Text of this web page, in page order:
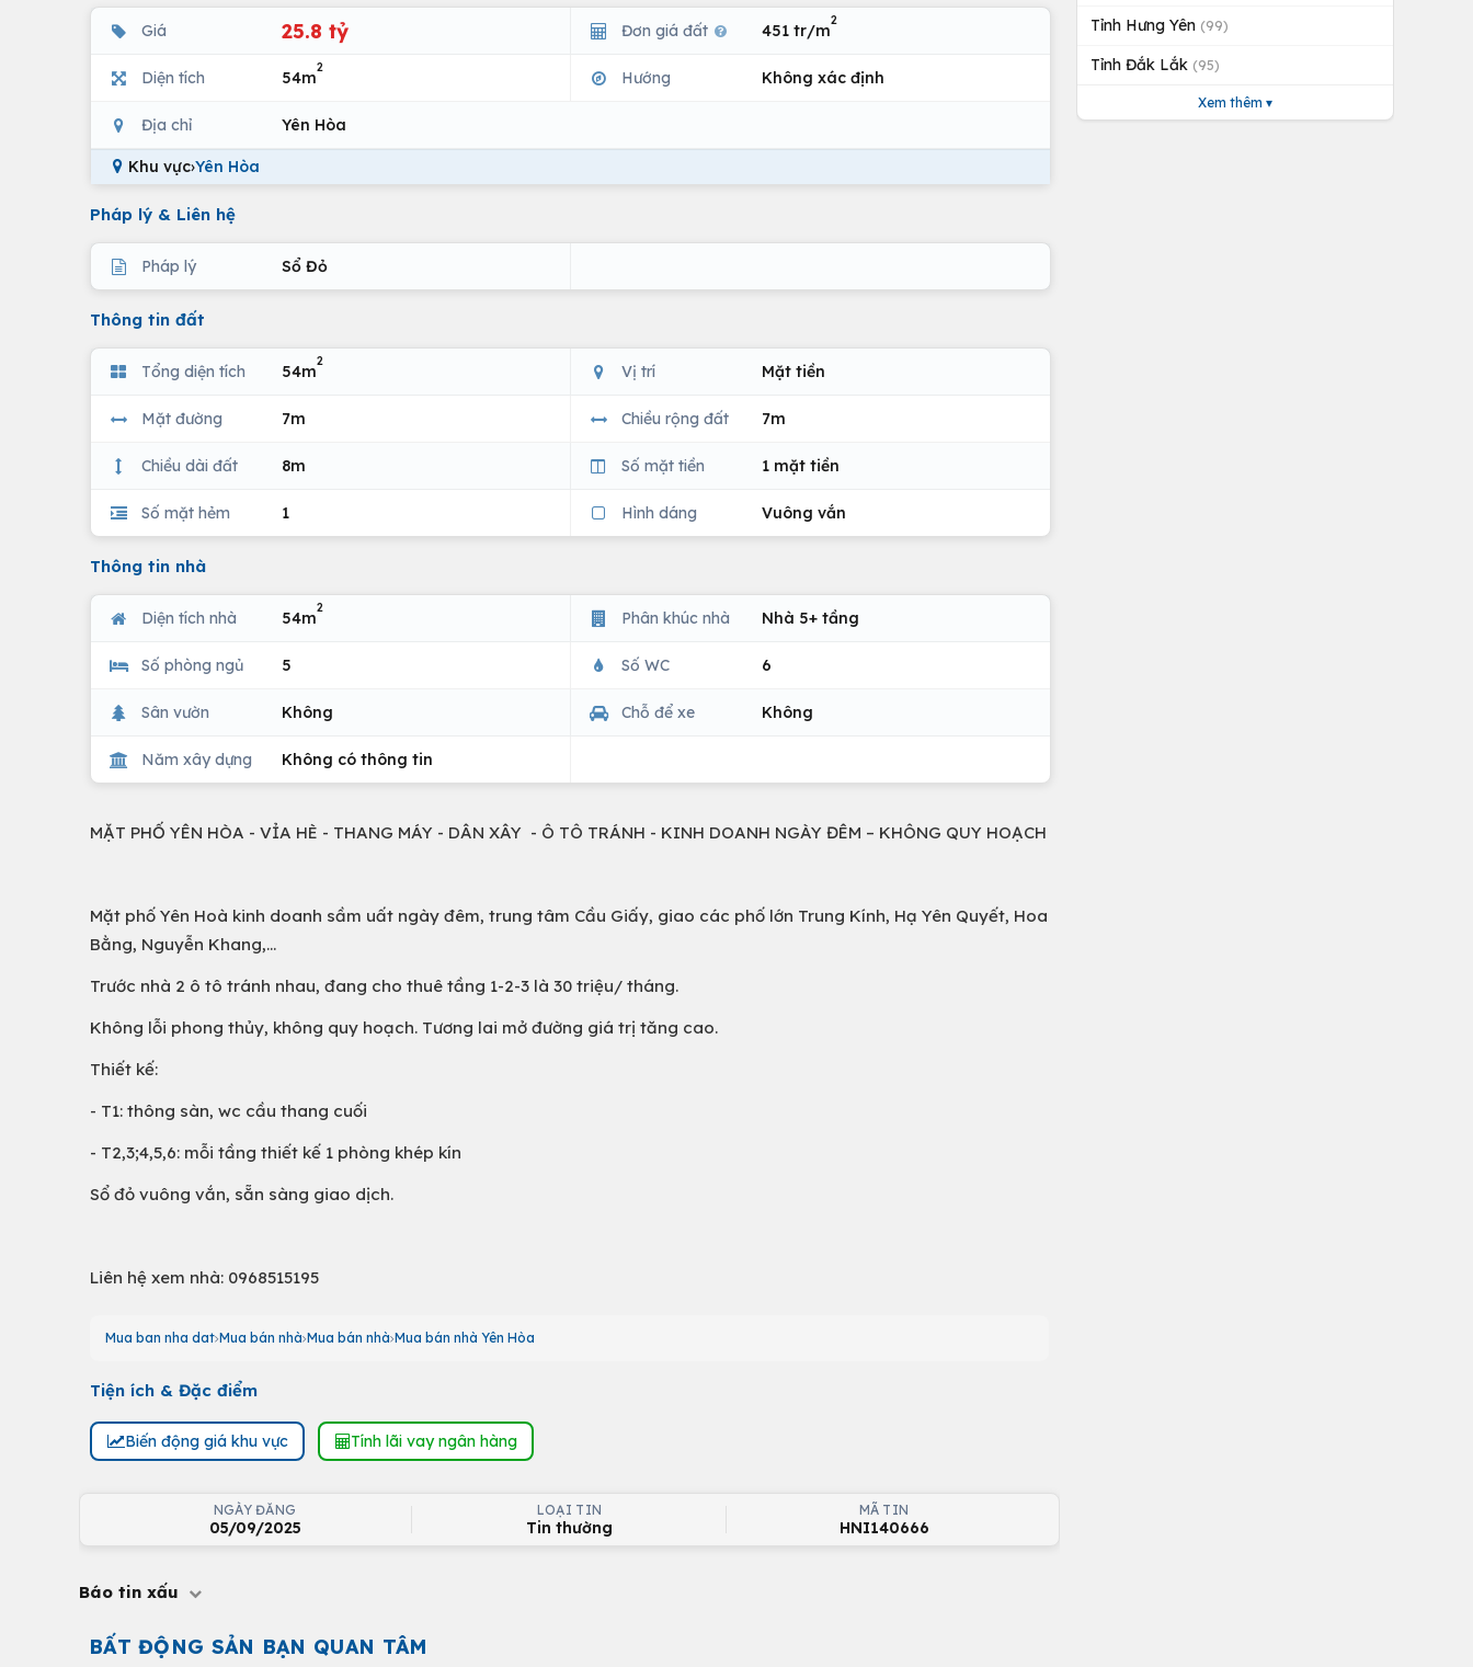
Giá 25.8 tỷ Đơn giá đất 451 tr/m
2
Diện tích 54m
2
Hướng Không xác định
Địa chỉ Yên Hòa
Khu vực›Yên Hòa
Pháp lý & Liên hệ
Pháp lý Sổ Đỏ
Thông tin đất
Tổng diện tích 54m
2
Vị trí Mặt tiền
Mặt đường 7m Chiều rộng đất 7m
Chiều dài đất 8m Số mặt tiền 1 mặt tiền
Số mặt hẻm 1 Hình dáng Vuông vắn
Thông tin nhà
Diện tích nhà 54m
2
Phân khúc nhà Nhà 5+ tầng
Số phòng ngủ 5 Số WC 6
Sân vườn Không Chỗ để xe Không
Năm xây dựng Không có thông tin
MẶT PHỐ YÊN HÒA - VỈA HÈ - THANG MÁY - DÂN XÂY - Ô TÔ TRÁNH - KINH DOANH NGÀY ĐÊM – KHÔNG QUY HOẠCH
Mặt phố Yên Hoà kinh doanh sầm uất ngày đêm, trung tâm Cầu Giấy, giao các phố lớn Trung Kính, Hạ Yên Quyết, Hoa
Bằng, Nguyễn Khang,…
Trước nhà 2 ô tô tránh nhau, đang cho thuê tầng 1-2-3 là 30 triệu/ tháng.
Không lỗi phong thủy, không quy hoạch. Tương lai mở đường giá trị tăng cao.
Thiết kế:
- T1: thông sàn, wc cầu thang cuối
- T2,3;4,5,6: mỗi tầng thiết kế 1 phòng khép kín
Sổ đỏ vuông vắn, sẵn sàng giao dịch.
Liên hệ xem nhà: 0968515195
Mua ban nha dat Mua bán nhà Mua bán nhà Mua bán nhà Yên Hòa
Tiện ích & Đặc điểm
Biến động giá khu vực Tính lãi vay ngân hàng
NGÀY ĐĂNG
05/09/2025
LOẠI TIN
Tin thường
MÃ TIN
HNI140666
Báo tin xấu
BẤT ĐỘNG SẢN BẠN QUAN TÂM
Tỉnh Hưng Yên (99)
Tỉnh Đắk Lắk (95)
Xem thêm ▾